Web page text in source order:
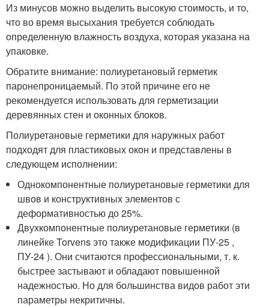
Из минусов можно выделить высокую стоимость, и то,
что во время высыхания требуется соблюдать
определенную влажность воздуха, которая указана на
упаковке.
Обратите внимание: полиуретановый герметик
паронепроницаемый. По этой причине его не
рекомендуется использовать для герметизации
деревянных стен и оконных блоков.
Полиуретановые герметики для наружных работ
подходят для пластиковых окон и представлены в
следующем исполнении:
Однокомпонентные полиуретановые герметики для
швов и конструктивных элементов с
деформативностью до 25%.
Двухкомпонентные полиуретановые герметики (в
линейке Torvens это также модификации ПУ-25 ,
ПУ-24 ). Они считаются профессиональными, т. к.
быстрее застывают и обладают повышенной
надежностью. Но для большинства видов работ эти
параметры некритичны.